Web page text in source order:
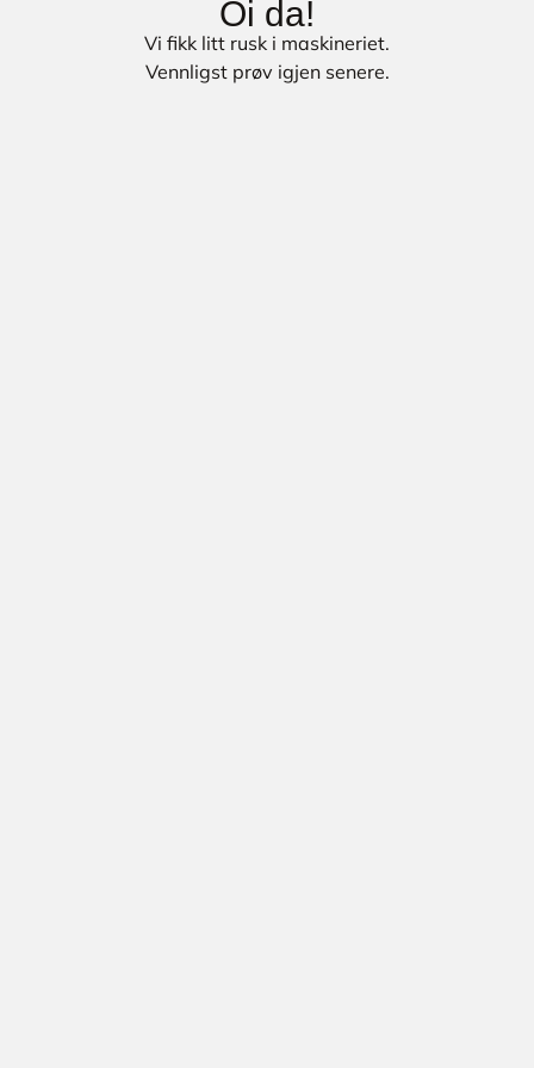
Oi da!
Vi fikk litt rusk i maskineriet.
Vennligst prøv igjen senere.